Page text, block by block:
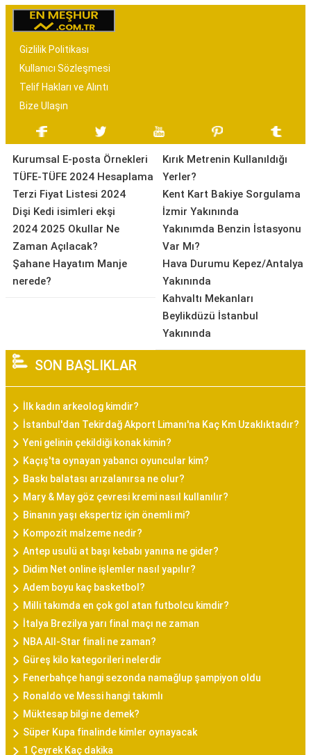
Gizlilik Politikası
Kullanıcı Sözleşmesi
Telif Hakları ve Alıntı
Bize Ulaşın
Kurumsal E-posta Örnekleri
TÜFE-TÜFE 2024 Hesaplama
Terzi Fiyat Listesi 2024
Dişi Kedi isimleri ekşi
2024 2025 Okullar Ne
Zaman Açılacak?
Şahane Hayatım Manje
nerede?
Kırık Metrenin Kullanıldığı
Yerler?
Kent Kart Bakiye Sorgulama
İzmir Yakınında
Yakınımda Benzin İstasyonu
Var Mı?
Hava Durumu Kepez/Antalya
Yakınında
Kahvaltı Mekanları
Beylikdüzü İstanbul
Yakınında
SON BAŞLIKLAR
İlk kadın arkeolog kimdir?
İstanbul'dan Tekirdağ Akport Limanı'na Kaç Km Uzaklıktadır?
Yeni gelinin çekildiği konak kimin?
Kaçış'ta oynayan yabancı oyuncular kim?
Baskı balatası arızalanırsa ne olur?
Mary & May göz çevresi kremi nasıl kullanılır?
Binanın yaşı ekspertiz için önemli mi?
Kompozit malzeme nedir?
Antep usulü at başı kebabı yanına ne gider?
Didim Net online işlemler nasıl yapılır?
Adem boyu kaç basketbol?
Milli takımda en çok gol atan futbolcu kimdir?
İtalya Brezilya yarı final maçı ne zaman
NBA All-Star finali ne zaman?
Güreş kilo kategorileri nelerdir
Fenerbahçe hangi sezonda namağlup şampiyon oldu
Ronaldo ve Messi hangi takımlı
Müktesap bilgi ne demek?
Süper Kupa finalinde kimler oynayacak
1 Çeyrek Kaç dakika